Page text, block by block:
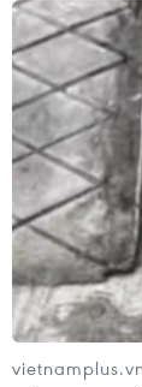
Cháy rừng
cảnh báo lũ
Mỹ
09/08/2026
Màn pháo
lập kỷ lục
09/08/2026
vietnamplus.vn